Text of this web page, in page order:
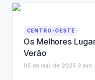
CENTRO-OESTE
Os Melhores
Verão
05 de mai. de 2025 3 min